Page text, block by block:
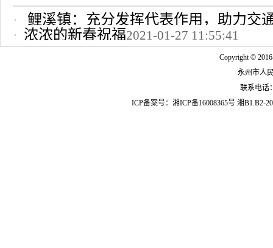
鲤溪镇：充分发挥代表作用，助力交
2022-10-24 12:09:37
浓浓的新春祝福2021-01-27 11:55:41
Copyright ©
永州市人
联系电话
ICP备案号： 湘ICP备16008365号 湘B1.B2-